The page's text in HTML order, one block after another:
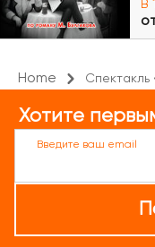
В
Home Спектакль
Хотите
Введите ваш email